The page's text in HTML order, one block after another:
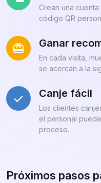
Crean una
código QR
Ganar
En cada visita,
se acercan a la
Canje fácil
Los clientes
el personal
proceso.
Próximos pasos